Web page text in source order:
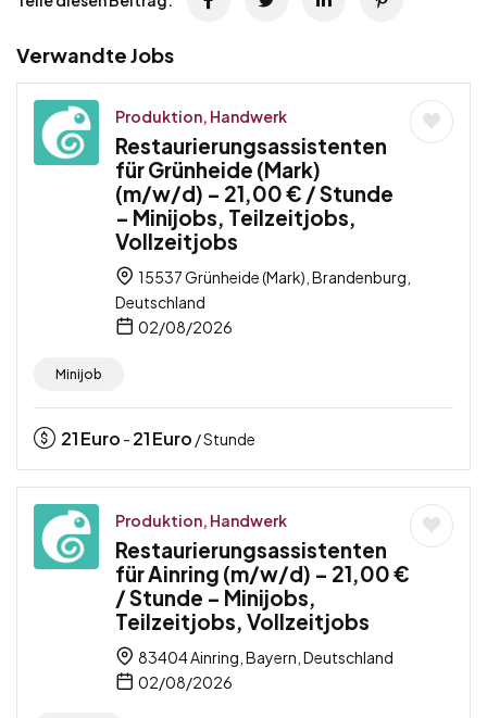
Verwandte Jobs
Produktion, Handwerk
Restaurierungsassistenten
für Grünheide (Mark)
(m/w/d) – 21,00 € / Stunde
– Minijobs, Teilzeitjobs,
Vollzeitjobs
15537 Grünheide (Mark), Brandenburg,
Deutschland
02/08/2026
Minijob
21Euro - 21Euro / Stunde
Produktion, Handwerk
Restaurierungsassistenten
für Ainring (m/w/d) – 21,00 €
/ Stunde – Minijobs,
Teilzeitjobs, Vollzeitjobs
83404 Ainring, Bayern, Deutschland
02/08/2026